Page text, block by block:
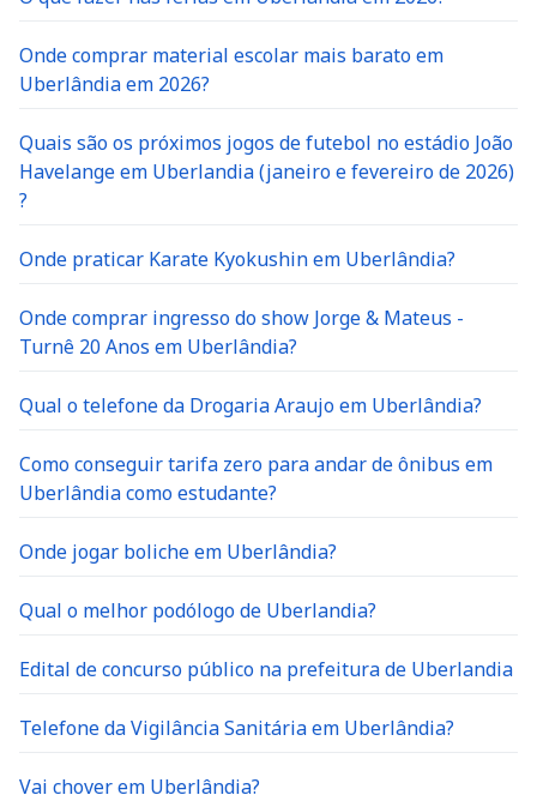
Onde comprar material escolar mais barato em
Uberlândia em 2026?
Quais são os próximos jogos de futebol no estádio João
Havelange em Uberlandia (janeiro e fevereiro de 2026)
?
Onde praticar Karate Kyokushin em Uberlândia?
Onde comprar ingresso do show Jorge & Mateus -
Turnê 20 Anos em Uberlândia?
Qual o telefone da Drogaria Araujo em Uberlândia?
Como conseguir tarifa zero para andar de ônibus em
Uberlândia como estudante?
Onde jogar boliche em Uberlândia?
Qual o melhor podólogo de Uberlandia?
Edital de concurso público na prefeitura de Uberlandia
Telefone da Vigilância Sanitária em Uberlândia?
Vai chover em Uberlândia?